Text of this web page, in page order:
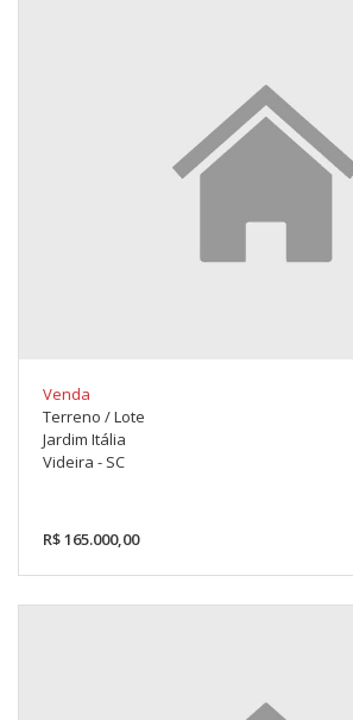
Venda
Terreno / Lote
Jardim Itália
Videira - SC
R$ 165.000,00